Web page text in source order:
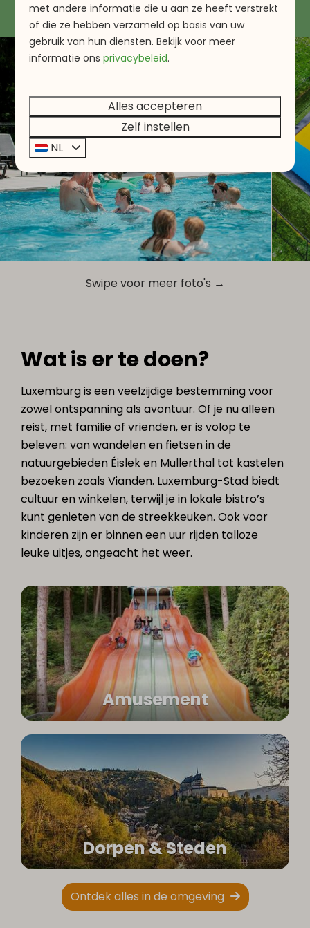
Swipe voor meer foto's →
Wat is er te doen?
Luxemburg is een veelzijdige bestemming voor
zowel ontspanning als avontuur. Of je nu alleen
reist, met familie of vrienden, er is volop te
beleven: van wandelen en fietsen in de
natuurgebieden Éislek en Mullerthal tot kastelen
bezoeken zoals Vianden. Luxemburg-Stad biedt
cultuur en winkelen, terwijl je in lokale bistro’s
kunt genieten van de streekkeuken. Ook voor
kinderen zijn er binnen een uur rijden talloze
leuke uitjes, ongeacht het weer.
Amusement
Dorpen & Steden
Ontdek alles in de omgeving
met andere informatie die u aan ze heeft verstrekt
of die ze hebben verzameld op basis van uw
gebruik van hun diensten. Bekijk voor meer
informatieonsprivacybeleid.
Alles accepteren
Zelf instellen
NL